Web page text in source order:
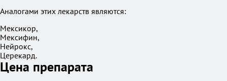
Аналогами этих лекарств являются:
Мексикор,
Мексифин,
Нейрокс,
Церекард.
Цена препарата